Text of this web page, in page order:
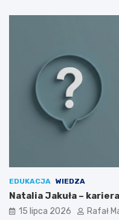
EDUKACJA WIEDZA
Natalia Jakuła –
15 lipca 2026 Rafał